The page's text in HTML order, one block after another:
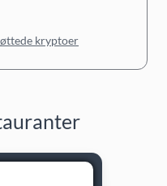
kryptoer